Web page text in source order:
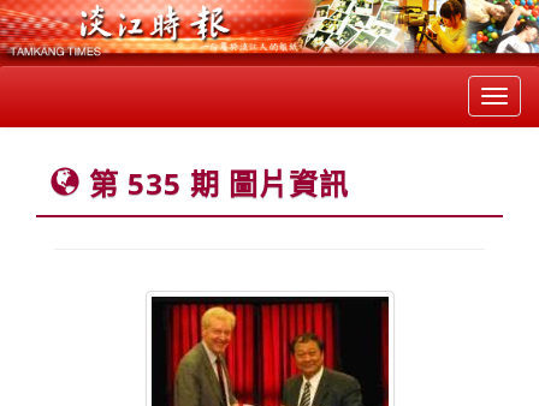
第 535 期 圖片資訊